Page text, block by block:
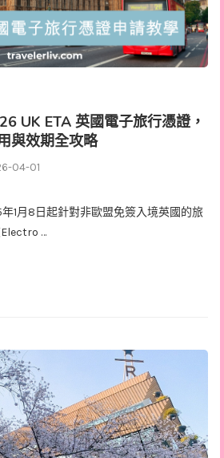
UK ETA 英國電子旅行憑證，
與效期全攻略
04-01
1月8日起針對非歐盟免簽入境英國的旅
…